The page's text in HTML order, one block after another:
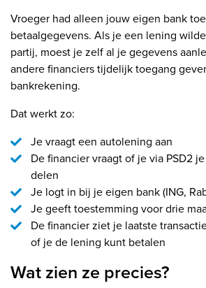
Vroeger had alleen jouw eigen bank
betaalgegevens. Als je een lening
partij, moest je zelf al je gegevens
andere financiers tijdelijk toegang
bankrekening.
Dat werkt zo:
Je vraagt een autolening aan
De financier vraagt of je via PSD2
delen
Je logt in bij je eigen bank (ING,
Je geeft toestemming voor drie
De financier ziet je laatste
of je de lening kunt betalen
Wat zien ze precies?